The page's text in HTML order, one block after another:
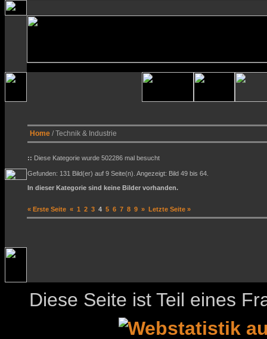
Home / Technik & Industrie
:: Diese Kategorie wurde 502286 mal besucht
Gefunden: 131 Bild(er) auf 9 Seite(n). Angezeigt: Bild 49 bis 64.
In dieser Kategorie sind keine Bilder vorhanden.
« Erste Seite « 1 2 3 4 5 6 7 8 9 » Letzte Seite »
Diese Seite ist Teil eines